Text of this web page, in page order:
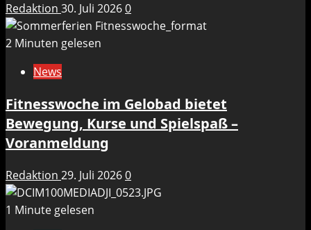
Redaktion 30. Juli 20260
2 Minuten gelesen
News
Fitnesswoche im Gelobad bietet
Bewegung, Kurse und Spielspaß –
Voranmeldung
Redaktion 29. Juli 20260
1 Minute gelesen